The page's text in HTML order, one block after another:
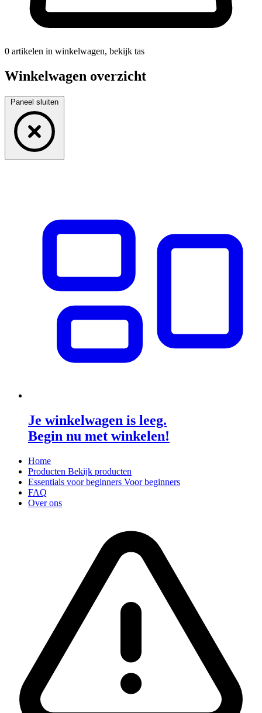
0 artikelen in winkelwagen, bekijk tas
Winkelwagen overzicht
Paneel sluiten
Je winkelwagen is leeg.
Begin nu met winkelen!
Home
Producten Bekijk producten
Essentials voor beginners Voor beginners
FAQ
Over ons